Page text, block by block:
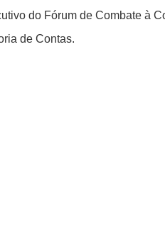
do Fórum de Combate à
de Contas.